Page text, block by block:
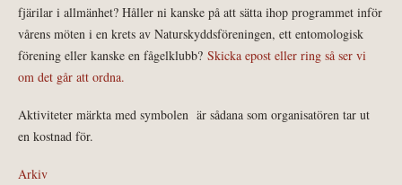
fjärilar i allmänhet? Håller ni kanske på att sätta ihop programmet inför
vårens möten i en krets av Naturskyddsföreningen, ett entomologisk
förening eller kanske en fågelklubb? Skicka epost eller ring så ser vi
om det går att ordna.
Aktiviteter märkta med symbolen är sådana som organisatören tar ut
en kostnad för.
Arkiv